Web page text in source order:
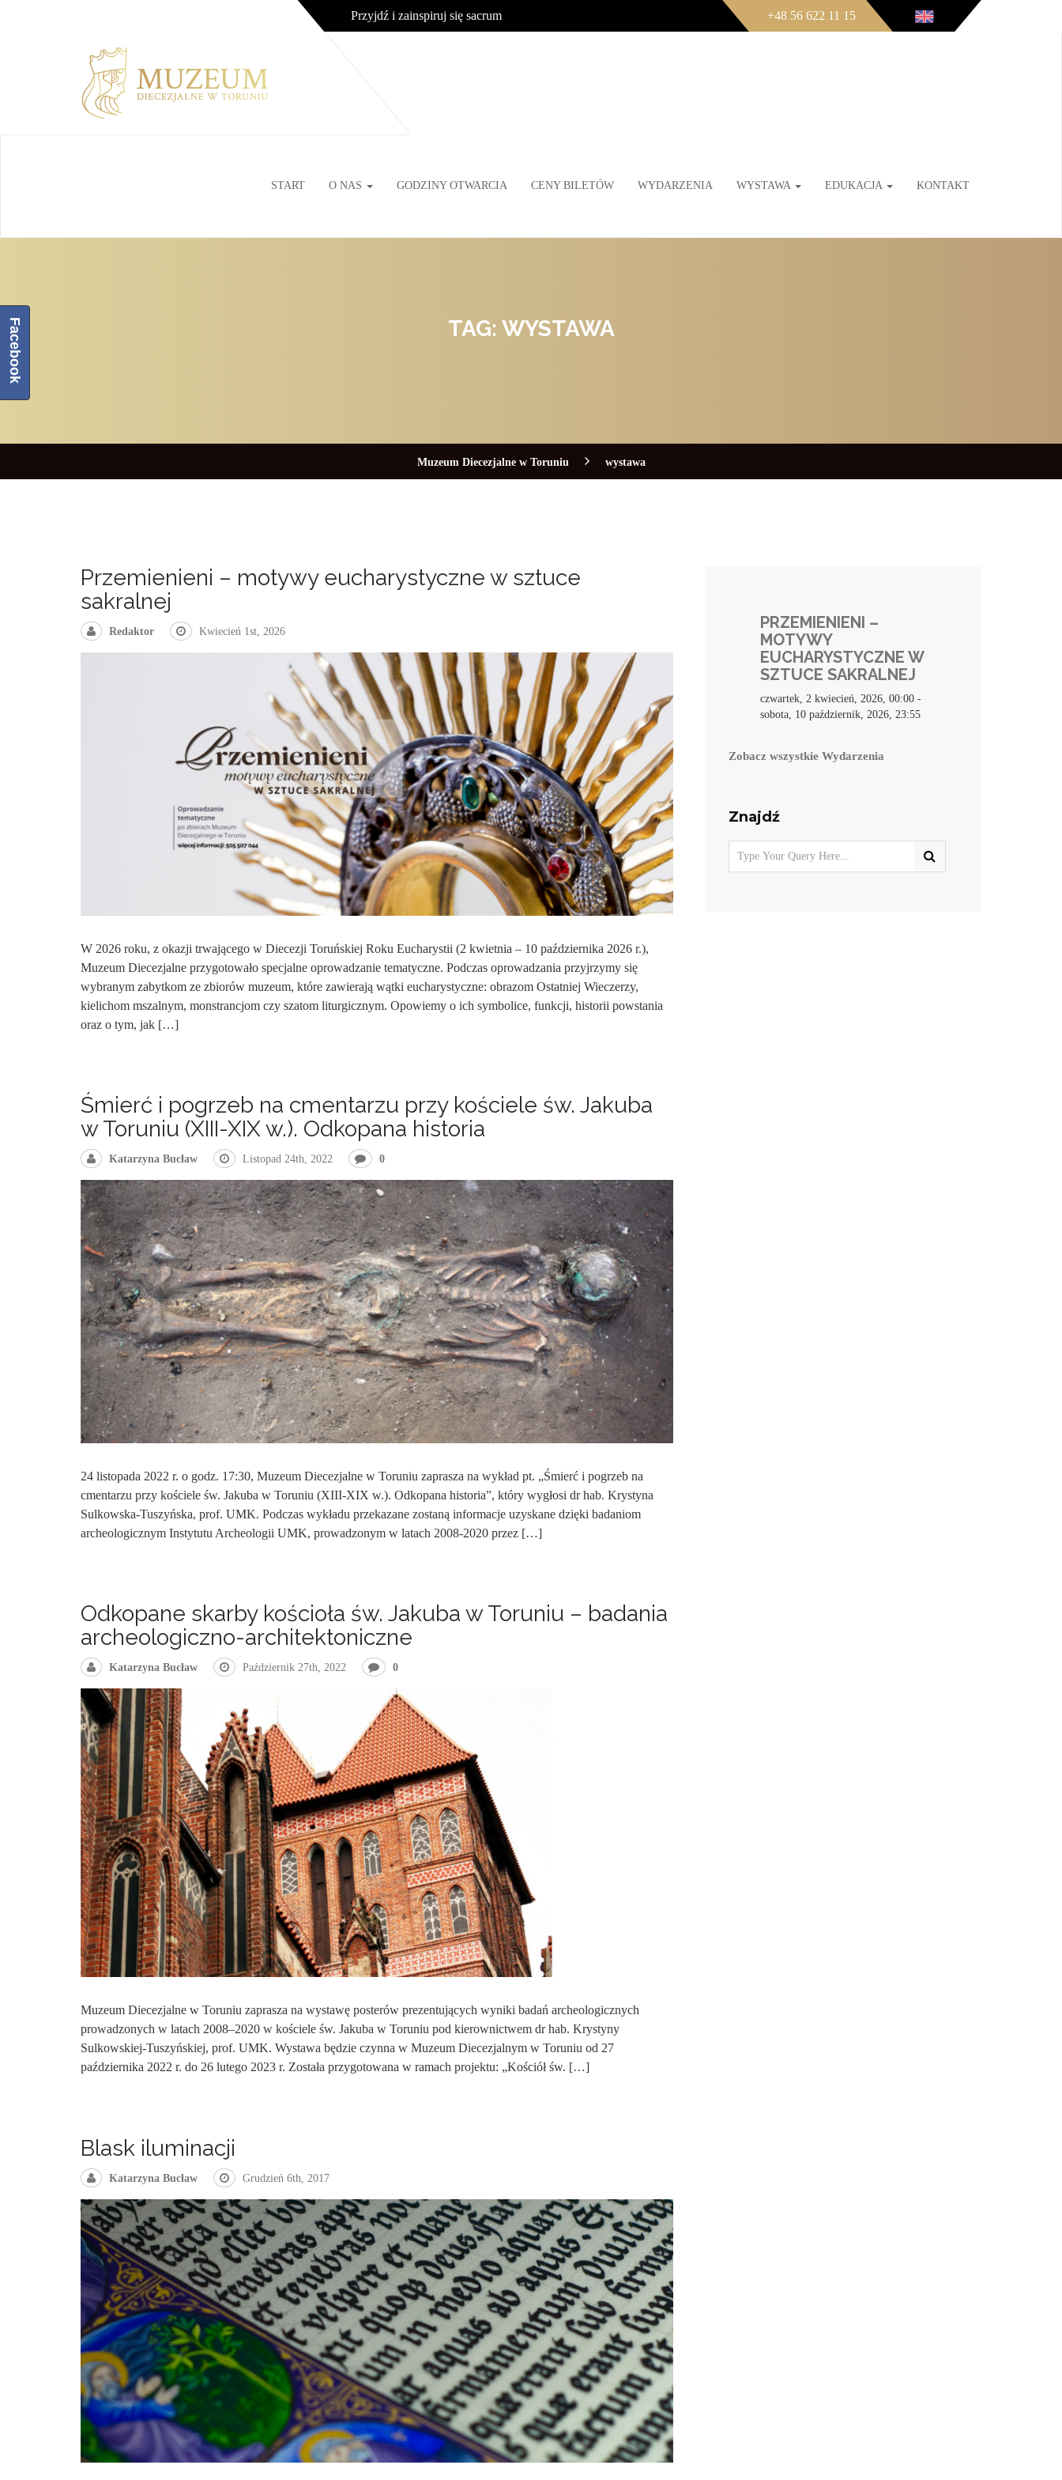
Przyjdź i zainspiruj się sacrum +48 56 622 11 15
START O NAS GODZINY OTWARCIA CENY BILETÓW WYDARZENIA WYSTAWA EDUKACJA KONTAKT
TAG: WYSTAWA
Muzeum Diecezjalne w Toruniu wystawa
Przemienieni – motywy eucharystyczne w sztuce
sakralnej
Redaktor Kwiecień 1st, 2026
W 2026 roku, z okazji trwającego w Diecezji Toruńskiej Roku Eucharystii (2 kwietnia – 10 października 2026 r.),
Muzeum Diecezjalne przygotowało specjalne oprowadzanie tematyczne. Podczas oprowadzania przyjrzymy się
wybranym zabytkom ze zbiorów muzeum, które zawierają wątki eucharystyczne: obrazom Ostatniej Wieczerzy,
kielichom mszalnym, monstrancjom czy szatom liturgicznym. Opowiemy o ich symbolice, funkcji, historii powstania
oraz o tym, jak […]
Śmierć i pogrzeb na cmentarzu przy kościele św. Jakuba
w Toruniu (XIII-XIX w.). Odkopana historia
Katarzyna Bucław Listopad 24th, 2022 0
24 listopada 2022 r. o godz. 17:30, Muzeum Diecezjalne w Toruniu zaprasza na wykład pt. „Śmierć i pogrzeb na
cmentarzu przy kościele św. Jakuba w Toruniu (XIII-XIX w.). Odkopana historia”, który wygłosi dr hab. Krystyna
Sulkowska-Tuszyńska, prof. UMK. Podczas wykładu przekazane zostaną informacje uzyskane dzięki badaniom
archeologicznym Instytutu Archeologii UMK, prowadzonym w latach 2008-2020 przez […]
Odkopane skarby kościoła św. Jakuba w Toruniu – badania
archeologiczno-architektoniczne
Katarzyna Bucław Październik 27th, 2022 0
Muzeum Diecezjalne w Toruniu zaprasza na wystawę posterów prezentujących wyniki badań archeologicznych
prowadzonych w latach 2008–2020 w kościele św. Jakuba w Toruniu pod kierownictwem dr hab. Krystyny
Sulkowskiej-Tuszyńskiej, prof. UMK. Wystawa będzie czynna w Muzeum Diecezjalnym w Toruniu od 27
października 2022 r. do 26 lutego 2023 r. Została przygotowana w ramach projektu: „Kościół św. […]
Blask iluminacji
Katarzyna Bucław Grudzień 6th, 2017
PRZEMIENIENI –
MOTYWY
EUCHARYSTYCZNE W
SZTUCE SAKRALNEJ
czwartek, 2 kwiecień, 2026, 00:00 -
sobota, 10 październik, 2026, 23:55
Zobacz wszystkie Wydarzenia
Znajdź
Facebook